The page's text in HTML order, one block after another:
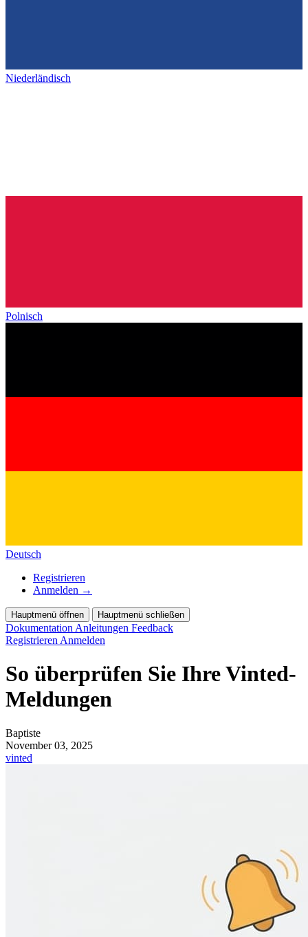
Niederländisch
Polnisch
Deutsch
Registrieren
Anmelden →
Hauptmenü öffnen Hauptmenü schließen
Dokumentation Anleitungen Feedback
Registrieren Anmelden
So überprüfen Sie Ihre Vinted-
Meldungen
Baptiste
November 03, 2025
vinted